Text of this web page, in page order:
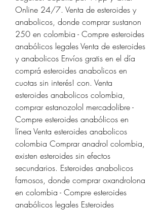
Online 24/7. Venta de esteroides y
anabolicos, donde comprar sustanon
250 en colombia - Compre esteroides
anabólicos legales Venta de esteroides
y anabolicos Envíos gratis en el día
comprá esteroides anabolicos en
cuotas sin interés! con. Venta
esteroides anabolicos colombia,
comprar estanozolol mercadolibre -
Compre esteroides anabólicos en
línea Venta esteroides anabolicos
colombia Comprar anadrol colombia,
existen esteroides sin efectos
secundarios. Esteroides anabolicos
famosos, donde comprar oxandrolona
en colombia - Compre esteroides
anabólicos legales Esteroides